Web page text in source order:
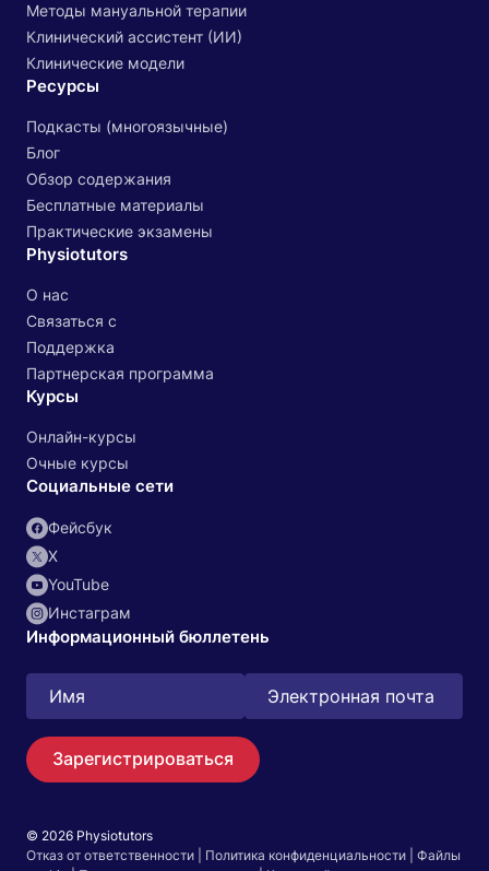
Поиск
Методы мануальной терапии
Клинический ассистент (ИИ)
Клинические модели
Ресурсы
Подкасты (многоязычные)
Блог
Обзор содержания
Бесплатные материалы
Практические экзамены
Physiotutors
О нас
Связаться с
Поддержка
Партнерская программа
Курсы
Онлайн-курсы
Очные курсы
Социальные сети
Фейсбук
X
YouTube
Инстаграм
Информационный бюллетень
Зарегистрироваться
© 2026 Physiotutors
Отказ от ответственности
Политика конфиденциальности
Файлы